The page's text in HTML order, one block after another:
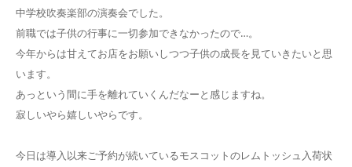
中学校吹奏楽部の演奏会でした。
前職では子供の行事に一切参加できなかったので…。
今年からは甘えてお店をお願いしつつ子供の成長を見ていきたいと思
います。
あっという間に手を離れていくんだなーと感じますね。
寂しいやら嬉しいやらです。
今日は導入以来ご予約が続いているモスコットのレムトッシュ入荷状